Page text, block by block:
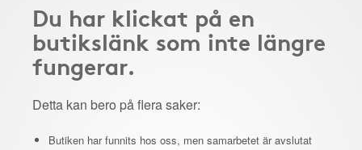
Du har klickat på en
butikslänk som inte längre
fungerar.
Detta kan bero på flera saker:
Butiken har funnits hos oss, men samarbetet är avslutat